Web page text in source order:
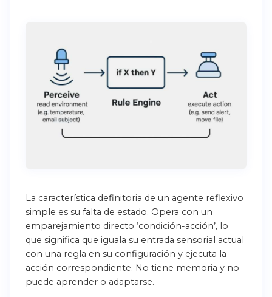
La característica definitoria de un agente reflexivo
simple es su falta de estado. Opera con un
emparejamiento directo ‘condición-acción’, lo
que significa que iguala su entrada sensorial actual
con una regla en su configuración y ejecuta la
acción correspondiente. No tiene memoria y no
puede aprender o adaptarse.